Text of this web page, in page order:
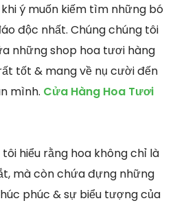
ý muốn kiếm tìm những bó
độc nhất. Chúng chúng tôi
những shop hoa tươi hàng
tốt & mang về nụ cười đến
mình. Cửa Hàng Hoa Tươi
tôi hiểu rằng hoa không chỉ là
mà còn chứa đựng những
phúc & sự biểu tượng của